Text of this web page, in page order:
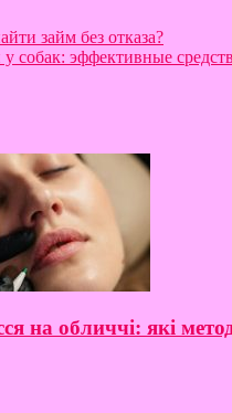
займ без отказа?
собак: эффективные
на обличчі: які